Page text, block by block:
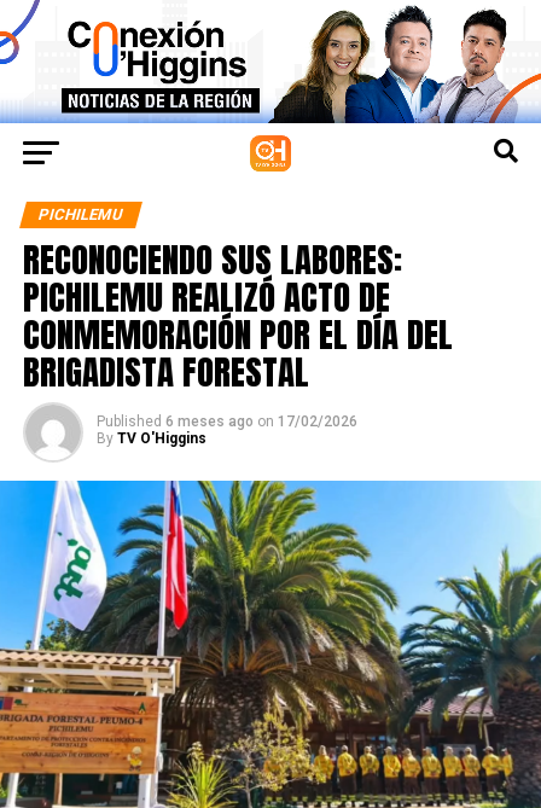
PICHILEMU
RECONOCIENDO SUS LABORES:
PICHILEMU REALIZÓ ACTO DE
CONMEMORACIÓN POR EL DÍA DEL
BRIGADISTA FORESTAL
Published 6 meses ago on 17/02/2026
By TV O'Higgins